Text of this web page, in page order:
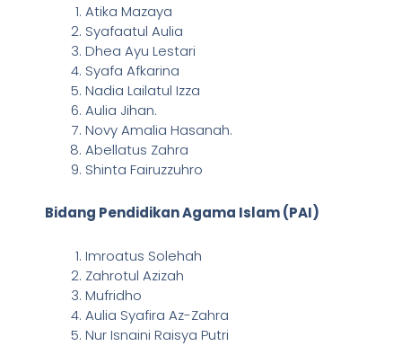
Atika Mazaya
Syafaatul Aulia
Dhea Ayu Lestari
Syafa Afkarina
Nadia Lailatul Izza
Aulia Jihan.
Novy Amalia Hasanah.
Abellatus Zahra
Shinta Fairuzzuhro
Bidang Pendidikan Agama Islam (PAI)
Imroatus Solehah
Zahrotul Azizah
Mufridho
Aulia Syafira Az-Zahra
Nur Isnaini Raisya Putri